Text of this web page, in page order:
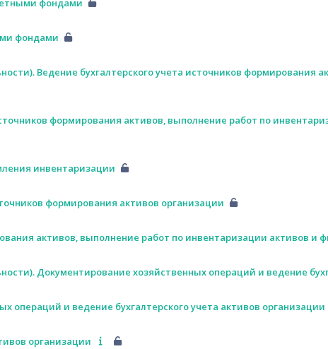
фондами
фондами
Ведение бухгалтерского учета источников формирования
формирования активов, выполнение работ по
инвентаризации
формирования активов организации
активов, выполнение работ по инвентаризации активов и
Документирование хозяйственных операций и ведение
операций и ведение бухгалтерского учета активов организации
организации